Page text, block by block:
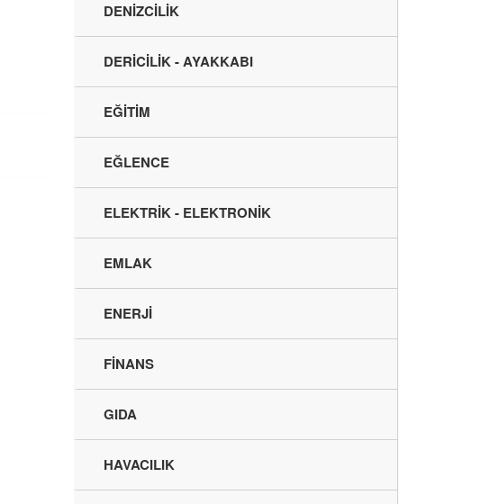
DENİZCİLİK
DERİCİLİK - AYAKKABI
EĞİTİM
EĞLENCE
ELEKTRİK - ELEKTRONİK
EMLAK
ENERJİ
FİNANS
GIDA
HAVACILIK